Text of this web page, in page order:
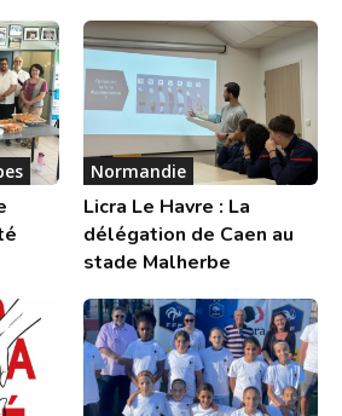
Normandie
Licra Le Havre : La
délégation de Caen au
stade Malherbe